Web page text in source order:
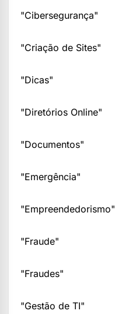
"Cibersegurança"
"Criação de Sites"
"Dicas"
"Diretórios Online"
"Documentos"
"Emergência"
"Empreendedorismo"
"Fraude"
"Fraudes"
"Gestão de TI"